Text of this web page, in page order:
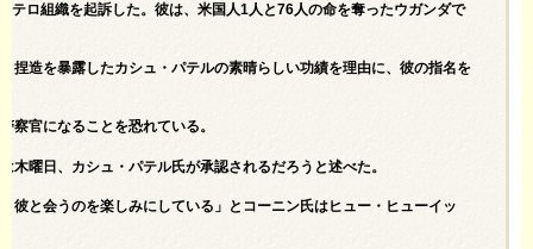
テロ組織を起訴した。彼は、米国人1人と76人の命を奪ったウガンダで
捏造を暴露したカシュ・パテルの素晴らしい功績を理由に、彼の指名を
察官になることを恐れている。
木曜日、カシュ・パテル氏が承認されるだろうと述べた。
彼と会うのを楽しみにしている」とコーニン氏はヒュー・ヒューイッ